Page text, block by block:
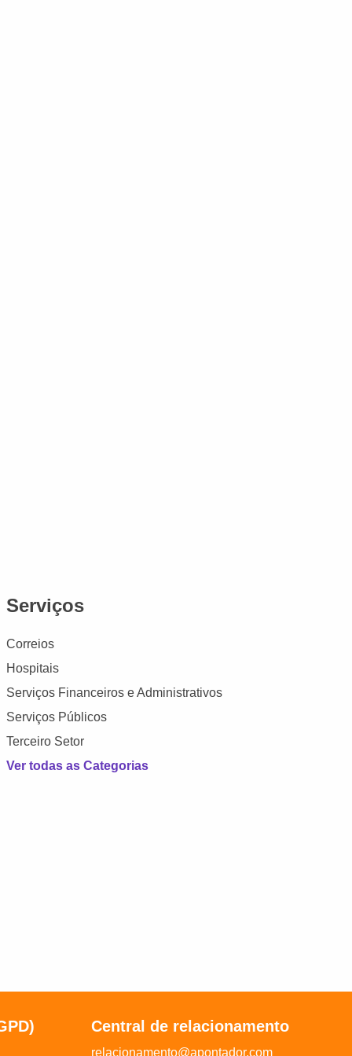
Serviços
Correios
Hospitais
Serviços Financeiros e Administrativos
Serviços Públicos
Terceiro Setor
Ver todas as Categorias
Central de relacionamento
relacionamento@apontador.com